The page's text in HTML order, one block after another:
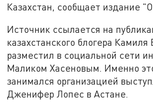
Казахстан, сообщает издание
Источник ссылается на
казахстанского блогера
разместил в социальной сети
Маликом Хасеновым. Именно
занимался организацией
Дженифер Лопес в Астане.